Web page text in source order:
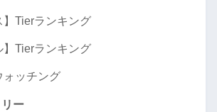
】Tierランキング
】Tierランキング
ォッチング
ー